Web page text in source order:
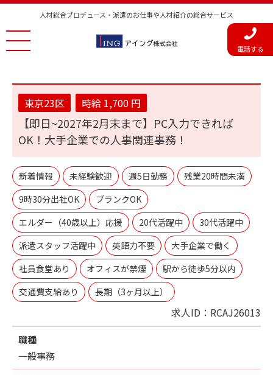
人材総合プロデュース・派遣のお仕事や人材紹介の総合サービス
電話する
東京23区 時給 1,700 円
【即日~2027年2月末まで】PC入力できれば
OK！大手企業での人事関連事務！
新着情報 未経験歓迎 週5日勤務
残業20時間未満
9時30分出社OK
ブランクOK
エルダー（40歳以上）応援
20代活躍中
30代活躍中
派遣スタッフ活躍中
英語力不要
大手企業で働く
社員食堂あり
オフィスが禁煙
駅から徒歩5分以内
交通費支給あり
長期（3ヶ月以上）
求人ID：RCAJ26013
職種
一般事務